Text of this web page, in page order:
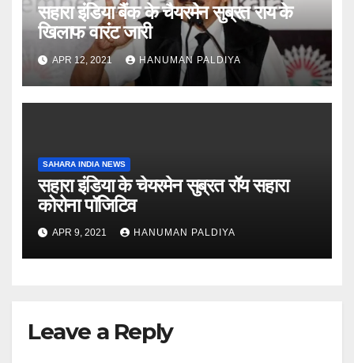
सहारा इंडिया बैंक के चैयरमेन सुब्रत राय के
खिलाफ वारंट जारी
APR 12, 2021 HANUMAN PALDIYA
SAHARA INDIA NEWS
सहारा इंडिया के चेयरमेन सुब्रत रॉय सहारा
कोरोना पॉजिटिव
APR 9, 2021 HANUMAN PALDIYA
Leave a Reply